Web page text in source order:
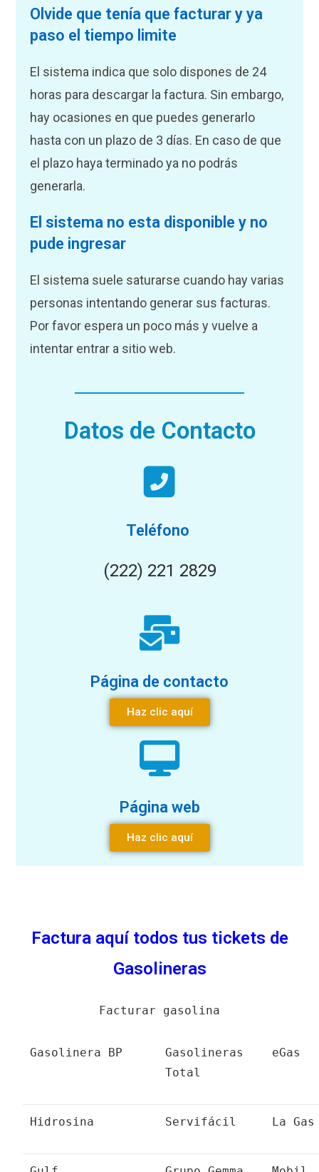
Olvide que tenía que facturar y ya
paso el tiempo limite
El sistema indica que solo dispones de 24
horas para descargar la factura. Sin embargo,
hay ocasiones en que puedes generarlo
hasta con un plazo de 3 días. En caso de que
el plazo haya terminado ya no podrás
generarla.
El sistema no esta disponible y no
pude ingresar
El sistema suele saturarse cuando hay varias
personas intentando generar sus facturas.
Por favor espera un poco más y vuelve a
intentar entrar a sitio web.
Datos de Contacto
Teléfono
(222) 221 2829
Página de contacto
Haz clic aquí
Página web
Haz clic aquí
Factura aquí todos tus tickets de
Gasolineras
Facturar gasolina
Gasolinera BP
Gasolineras
Total
eGas
Hidrosina Servifácil La Gas